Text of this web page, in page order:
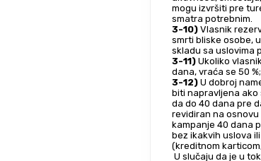
mogu izvršiti pre
smatra potrebnim.
3-10) Vlasnik
smrti bliske osobe,
skladu sa uslovima
3-11) Ukoliko
dana, vraća se 50
3-12) U dobroj
biti napravljena ako
da do 40 dana pre
revidiran na
kampanje 40 dana
bez ikakvih uslova
(kreditnom